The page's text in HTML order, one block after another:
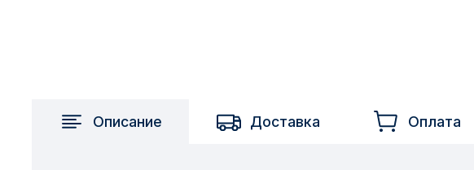
Описание Доставка Оплата